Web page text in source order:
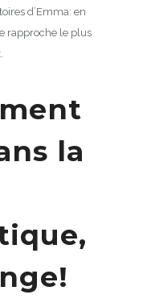
d’Emma: en
rapproche le plus
la